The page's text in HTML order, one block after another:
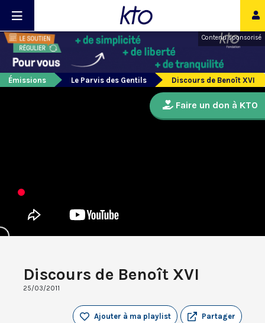
Contenu sponsorisé
Émissions Le Parvis des Gentils Discours de Benoît XVI
Discours de Benoît XVI
25/03/2011
Partager
Ajouter à ma playlist
Faire un don à KTO